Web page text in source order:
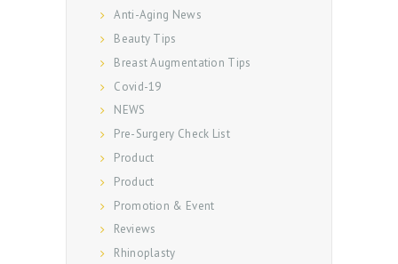
Anti-Aging News
Beauty Tips
Breast Augmentation Tips
Covid-19
NEWS
Pre-Surgery Check List
Product
Product
Promotion & Event
Reviews
Rhinoplasty